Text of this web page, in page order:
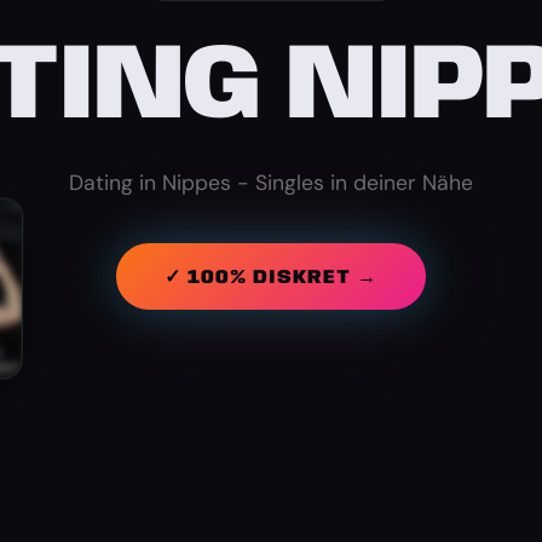
Dating in Nippes - Singles in deiner Nähe
✓ 100% DISKRET →